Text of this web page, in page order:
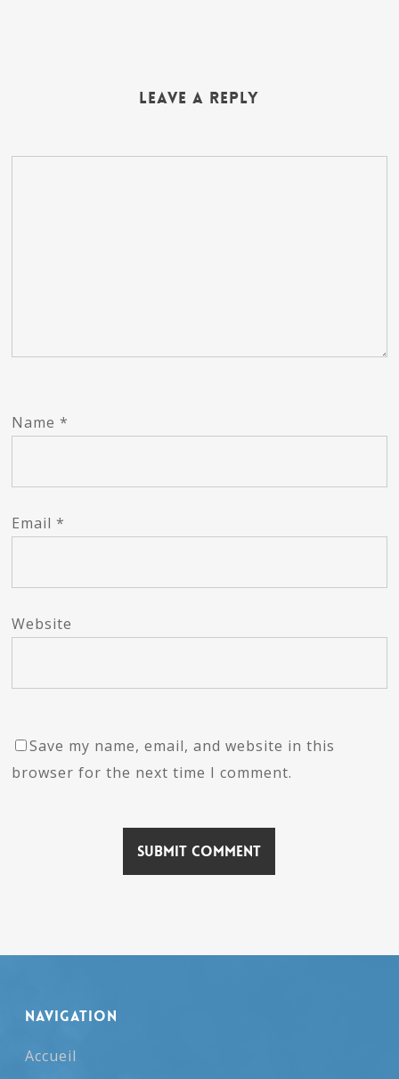
Leave a Reply
Name*
Email*
Website
Save my name, email, and website in this
browser for the next time I comment.
NAVIGATION
Accueil